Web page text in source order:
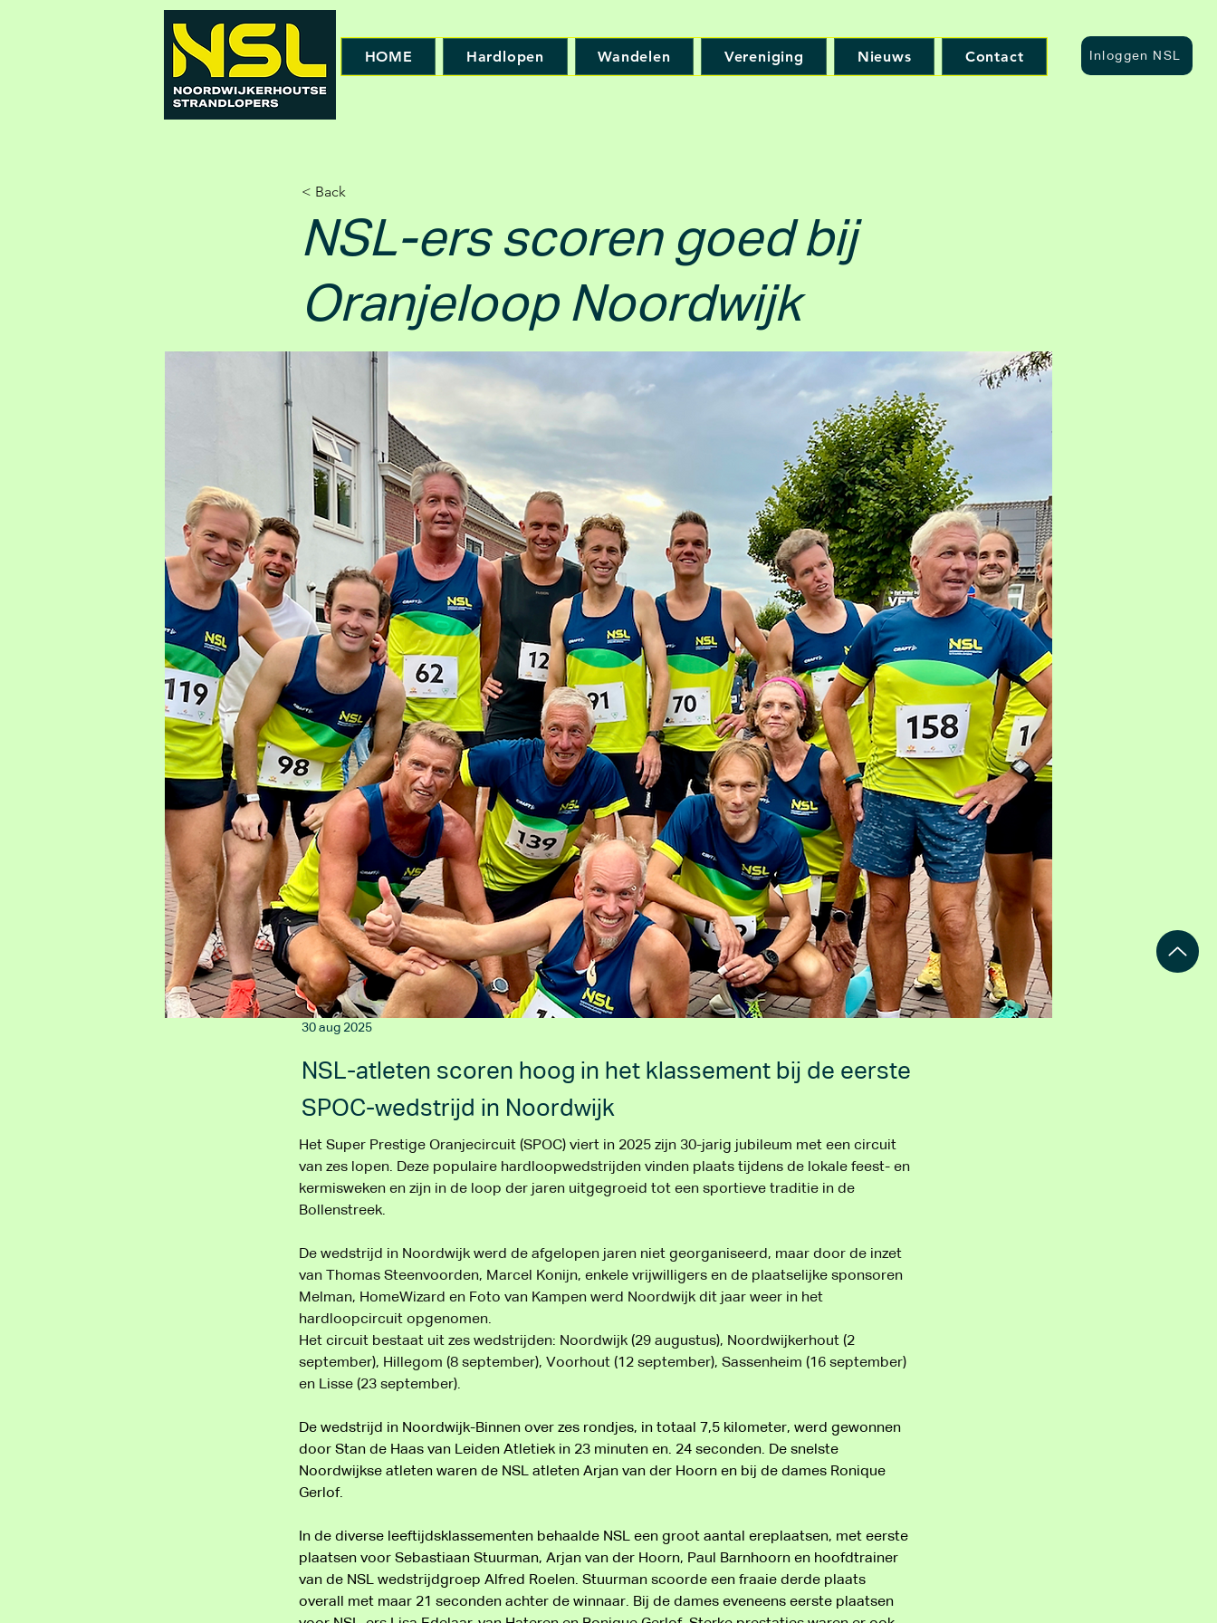
HOME Hardlopen Wandelen Vereniging Nieuws Contact Inloggen NSL
< Back
NSL-ers scoren goed bij
Oranjeloop Noordwijk
30 aug 2025
NSL-atleten scoren hoog in het klassement bij de eerste
SPOC-wedstrijd in Noordwijk
Het Super Prestige Oranjecircuit (SPOC) viert in 2025 zijn 30-jarig jubileum met een circuit
van zes lopen. Deze populaire hardloopwedstrijden vinden plaats tijdens de lokale feest- en
kermisweken en zijn in de loop der jaren uitgegroeid tot een sportieve traditie in de
Bollenstreek.
De wedstrijd in Noordwijk werd de afgelopen jaren niet georganiseerd, maar door de inzet
van Thomas Steenvoorden, Marcel Konijn, enkele vrijwilligers en de plaatselijke sponsoren
Melman, HomeWizard en Foto van Kampen werd Noordwijk dit jaar weer in het
hardloopcircuit opgenomen.
Het circuit bestaat uit zes wedstrijden: Noordwijk (29 augustus), Noordwijkerhout (2
september), Hillegom (8 september), Voorhout (12 september), Sassenheim (16 september)
en Lisse (23 september).
De wedstrijd in Noordwijk-Binnen over zes rondjes, in totaal 7,5 kilometer, werd gewonnen
door Stan de Haas van Leiden Atletiek in 23 minuten en. 24 seconden. De snelste
Noordwijkse atleten waren de NSL atleten Arjan van der Hoorn en bij de dames Ronique
Gerlof.
In de diverse leeftijdsklassementen behaalde NSL een groot aantal ereplaatsen, met eerste
plaatsen voor Sebastiaan Stuurman, Arjan van der Hoorn, Paul Barnhoorn en hoofdtrainer
van de NSL wedstrijdgroep Alfred Roelen. Stuurman scoorde een fraaie derde plaats
overall met maar 21 seconden achter de winnaar. Bij de dames eveneens eerste plaatsen